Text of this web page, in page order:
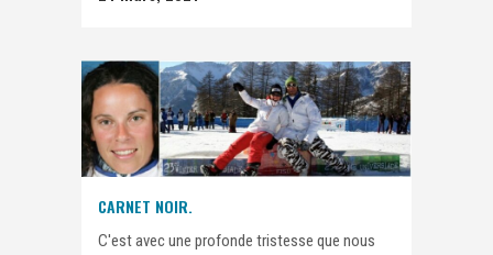
CARNET NOIR.
C'est avec une profonde tristesse que nous